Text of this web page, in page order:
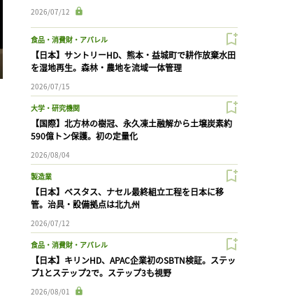
2026/07/12
食品・消費財・アパレル
【日本】サントリーHD、熊本・益城町で耕作放棄水田
を湿地再生。森林・農地を流域一体管理
2026/07/15
大学・研究機関
【国際】北方林の樹冠、永久凍土融解から土壌炭素約
590億トン保護。初の定量化
2026/08/04
製造業
【日本】ベスタス、ナセル最終組立工程を日本に移
管。治具・設備拠点は北九州
2026/07/12
食品・消費財・アパレル
【日本】キリンHD、APAC企業初のSBTN検証。ステッ
プ1とステップ2で。ステップ3も視野
2026/08/01